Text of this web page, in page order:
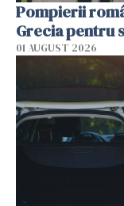
Pompierii
Grecia pentru
01 AUGUST 2026